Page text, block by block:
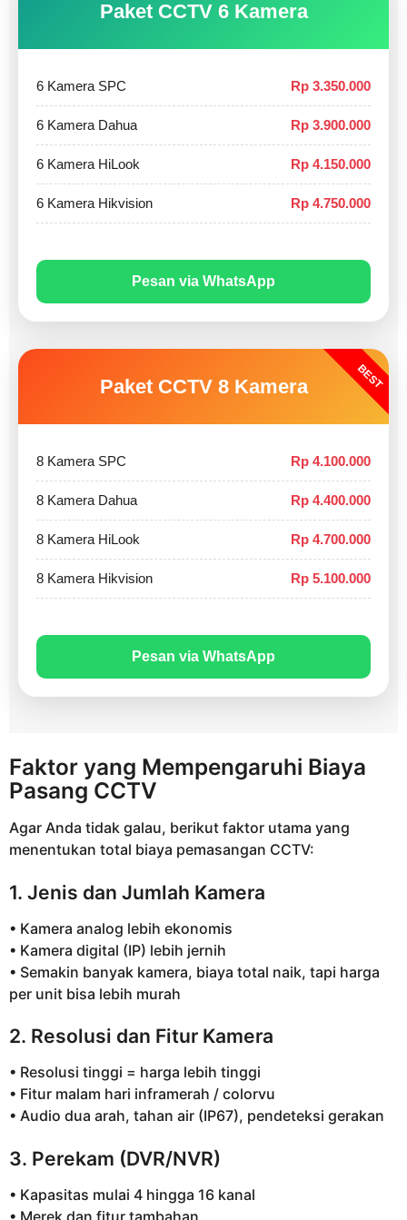
Paket CCTV 6 Kamera
6 Kamera SPC Rp 3.350.000
6 Kamera Dahua Rp 3.900.000
6 Kamera HiLook Rp 4.150.000
6 Kamera Hikvision Rp 4.750.000
Pesan via WhatsApp
BEST
Paket CCTV 8 Kamera
8 Kamera SPC Rp 4.100.000
8 Kamera Dahua Rp 4.400.000
8 Kamera HiLook Rp 4.700.000
8 Kamera Hikvision Rp 5.100.000
Pesan via WhatsApp
Faktor yang Mempengaruhi Biaya
Pasang CCTV
Agar Anda tidak galau, berikut faktor utama yang
menentukan total biaya pemasangan CCTV:
1. Jenis dan Jumlah Kamera
• Kamera analog lebih ekonomis
• Kamera digital (IP) lebih jernih
• Semakin banyak kamera, biaya total naik, tapi harga
per unit bisa lebih murah
2. Resolusi dan Fitur Kamera
• Resolusi tinggi = harga lebih tinggi
• Fitur malam hari inframerah / colorvu
• Audio dua arah, tahan air (IP67), pendeteksi gerakan
3. Perekam (DVR/NVR)
• Kapasitas mulai 4 hingga 16 kanal